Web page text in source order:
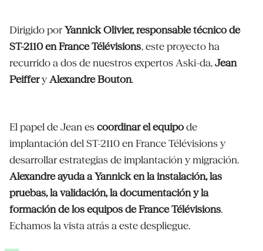
Dirigido porYannick Olivier, responsable técnico de
ST-2110 en France Télévisions, este proyecto ha
recurrido a dos de nuestros expertos Aski-da,Jean
PeifferyAlexandre Bouton.
El papel de Jean escoordinar el equipode
implantación del ST-2110 en France Télévisions y
desarrollar estrategias de implantación y migración.
Alexandre ayuda a Yannick en la instalación, las
pruebas, la validación, la documentación y la
formación de los equipos de France Télévisions.
Echamos la vista atrás a este despliegue.